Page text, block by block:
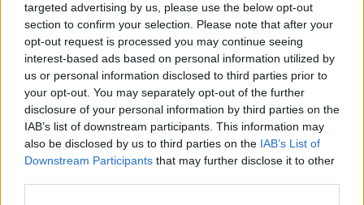
targeted advertising by us, please use the below opt-out
section to confirm your selection. Please note that after your
opt-out request is processed you may continue seeing
interest-based ads based on personal information utilized by
us or personal information disclosed to third parties prior to
your opt-out. You may separately opt-out of the further
disclosure of your personal information by third parties on the
IAB’s list of downstream participants. This information may
also be disclosed by us to third parties on the IAB’s List of
Downstream Participants that may further disclose it to other
Kövess minket, és értesülj a friss hírekről a
Facebookon is!
Követem